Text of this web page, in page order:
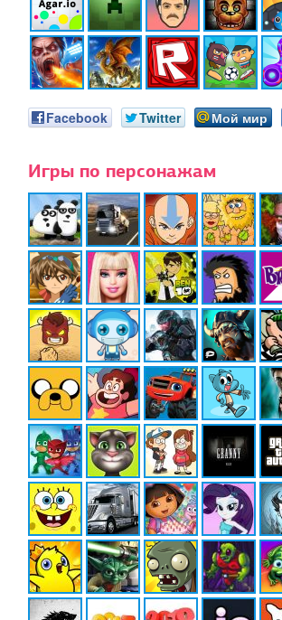
Facebook Twitter Мой мир
Игры по персонажам